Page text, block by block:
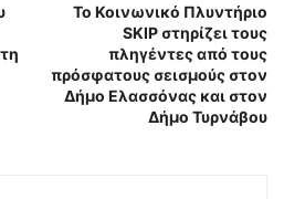
Το Κοινωνικό Πλυντήριο
SKIP στηρίζει τους
πληγέντες από τους
πρόσφατους σεισμούς στον
Δήμο Ελασσόνας και στον
Δήμο Τυρνάβου